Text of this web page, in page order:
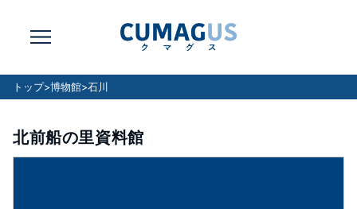
トップ>博物館>石川
北前船の里資料館